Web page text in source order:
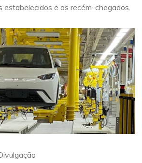
estabelecidos e os recém-chegados.